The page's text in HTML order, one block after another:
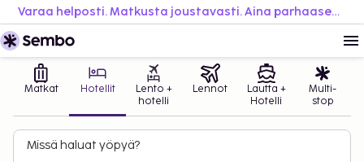
Varaa helposti. Matkusta joustavasti. Aina parhaaseen hintaan.
Matkat Hotellit
Lento +
hotelli
Lennot
Lautta +
Hotelli
Multi-
stop
Missä haluat yöpyä?